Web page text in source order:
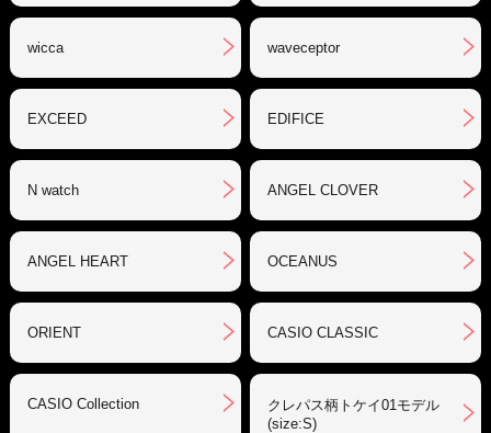
wicca waveceptor
EXCEED EDIFICE
N watch ANGEL CLOVER
ANGEL HEART OCEANUS
ORIENT CASIO CLASSIC
CASIO Collection
クレパス柄トケイ01モデル
(size:S)